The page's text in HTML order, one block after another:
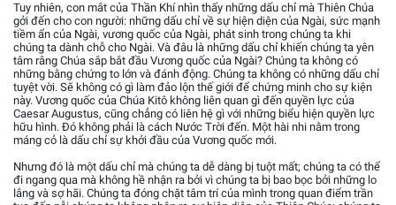
Tuy nhiên, con mắt của Thần Khí nhìn thấy những dấu chỉ mà Thiên Chúa
gởi đến cho con người: những dấu chỉ về sự hiện diện của Ngài, sức mạnh
tiềm ẩn của Ngài, vương quốc của Ngài, phát sinh trong chúng ta khi
chúng ta dành chỗ cho Ngài. Và đâu là những dấu chỉ khiến chúng ta yên
tâm rằng Chúa sắp bắt đầu Vương quốc của Ngài? Chúng ta không có
những bằng chứng to lớn và đánh động. Chúng ta không có những dấu chỉ
tuyệt vời. Sẽ không có gì làm đảo lộn thế giới để chứng minh cho sự kiện
này. Vương quốc của Chúa Kitô không liên quan gì đến quyền lực của
Caesar Augustus, cũng chẳng có liên hệ gì với những biểu hiện quyền lực
hữu hình. Đó không phải là cách Nước Trời đến. Một hài nhi nằm trong
máng cỏ là dấu chỉ sự khởi đầu của Vương quốc mới.
Nhưng đó là một dấu chỉ mà chúng ta dễ dàng bị tuột mất; chúng ta có thể
đi ngang qua mà không hề nhận ra bởi vì chúng ta bị bao bọc bởi những lo
lắng và sợ hãi. Chúng ta đóng chặt tâm trí của mình trong quan điểm trần